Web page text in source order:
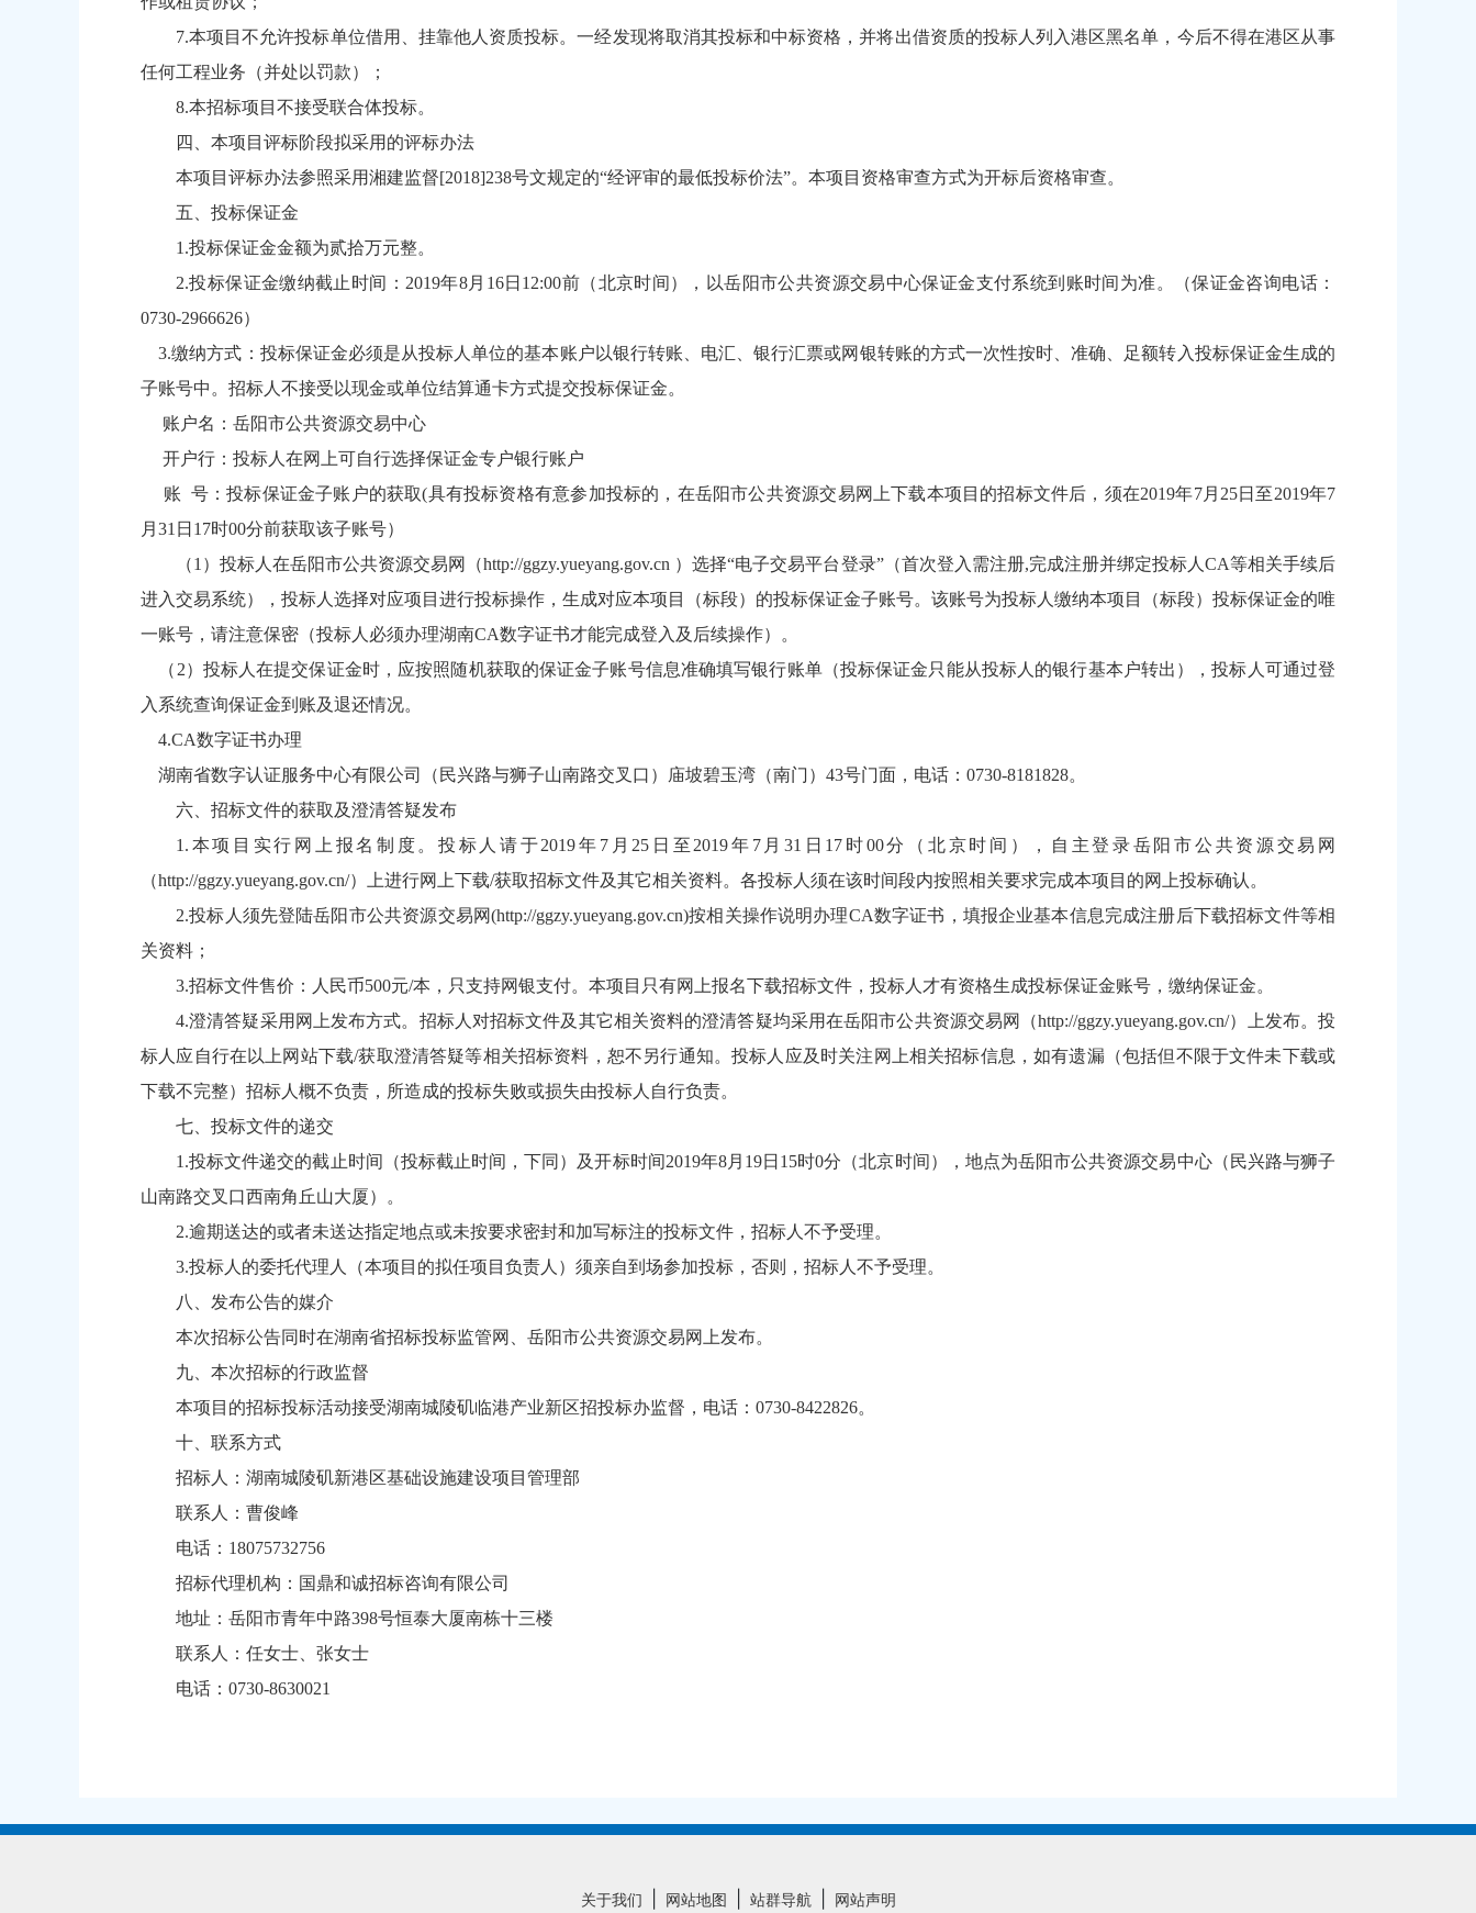
7.本项目不允许投标单位借用、挂靠他人资质投标。一经发现将取消其投标和中标资格，并将出借资质的投标人列入港区黑名单，今后不得在港区从事
任何工程业务（并处以罚款）；
8.本招标项目不接受联合体投标。
四、本项目评标阶段拟采用的评标办法
本项目评标办法参照采用湘建监督[2018]238号文规定的“经评审的最低投标价法”。本项目资格审查方式为开标后资格审查。
五、投标保证金
1.投标保证金金额为贰拾万元整。
2.投标保证金缴纳截止时间：2019年8月16日12:00前（北京时间），以岳阳市公共资源交易中心保证金支付系统到账时间为准。（保证金咨询电话：
0730-2966626）
3.缴纳方式：投标保证金必须是从投标人单位的基本账户以银行转账、电汇、银行汇票或网银转账的方式一次性按时、准确、足额转入投标保证金生成的
子账号中。招标人不接受以现金或单位结算通卡方式提交投标保证金。
账户名：岳阳市公共资源交易中心
开户行：投标人在网上可自行选择保证金专户银行账户
账 号：投标保证金子账户的获取(具有投标资格有意参加投标的，在岳阳市公共资源交易网上下载本项目的招标文件后，须在2019年7月25日至2019年7
月31日17时00分前获取该子账号）
（1）投标人在岳阳市公共资源交易网（http://ggzy.yueyang.gov.cn ）选择“电子交易平台登录”（首次登入需注册,完成注册并绑定投标人CA等相关手续后
进入交易系统），投标人选择对应项目进行投标操作，生成对应本项目（标段）的投标保证金子账号。该账号为投标人缴纳本项目（标段）投标保证金的唯
一账号，请注意保密（投标人必须办理湖南CA数字证书才能完成登入及后续操作）。
（2）投标人在提交保证金时，应按照随机获取的保证金子账号信息准确填写银行账单（投标保证金只能从投标人的银行基本户转出），投标人可通过登
入系统查询保证金到账及退还情况。
4.CA数字证书办理
湖南省数字认证服务中心有限公司（民兴路与狮子山南路交叉口）庙坡碧玉湾（南门）43号门面，电话：0730-8181828。
六、招标文件的获取及澄清答疑发布
1.本项目实行网上报名制度。投标人请于2019年7月25日至2019年7月31日17时00分（北京时间），自主登录岳阳市公共资源交易网
（http://ggzy.yueyang.gov.cn/）上进行网上下载/获取招标文件及其它相关资料。各投标人须在该时间段内按照相关要求完成本项目的网上投标确认。
2.投标人须先登陆岳阳市公共资源交易网(http://ggzy.yueyang.gov.cn)按相关操作说明办理CA数字证书，填报企业基本信息完成注册后下载招标文件等相
关资料；
3.招标文件售价：人民币500元/本，只支持网银支付。本项目只有网上报名下载招标文件，投标人才有资格生成投标保证金账号，缴纳保证金。
4.澄清答疑采用网上发布方式。招标人对招标文件及其它相关资料的澄清答疑均采用在岳阳市公共资源交易网（http://ggzy.yueyang.gov.cn/）上发布。投
标人应自行在以上网站下载/获取澄清答疑等相关招标资料，恕不另行通知。投标人应及时关注网上相关招标信息，如有遗漏（包括但不限于文件未下载或
下载不完整）招标人概不负责，所造成的投标失败或损失由投标人自行负责。
七、投标文件的递交
1.投标文件递交的截止时间（投标截止时间，下同）及开标时间2019年8月19日15时0分（北京时间），地点为岳阳市公共资源交易中心（民兴路与狮子
山南路交叉口西南角丘山大厦）。
2.逾期送达的或者未送达指定地点或未按要求密封和加写标注的投标文件，招标人不予受理。
3.投标人的委托代理人（本项目的拟任项目负责人）须亲自到场参加投标，否则，招标人不予受理。
八、发布公告的媒介
本次招标公告同时在湖南省招标投标监管网、岳阳市公共资源交易网上发布。
九、本次招标的行政监督
本项目的招标投标活动接受湖南城陵矶临港产业新区招投标办监督，电话：0730-8422826。
十、联系方式
招标人：湖南城陵矶新港区基础设施建设项目管理部
联系人：曹俊峰
电话：18075732756
招标代理机构：国鼎和诚招标咨询有限公司
地址：岳阳市青年中路398号恒泰大厦南栋十三楼
联系人：任女士、张女士
电话：0730-8630021
关于我们 网站地图 站群导航 网站声明